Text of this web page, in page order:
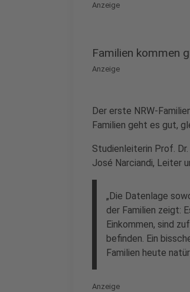
Anzeige
Familien kommen
Anzeige
Der erste NRW-
Familien geht es gut,
Studienleiterin Prof.
José Narciandi, Leiter
„Die Datenlage
der Familien zeigt:
Einkommen, sind
befinden. Ein
Familien heute
Anzeige